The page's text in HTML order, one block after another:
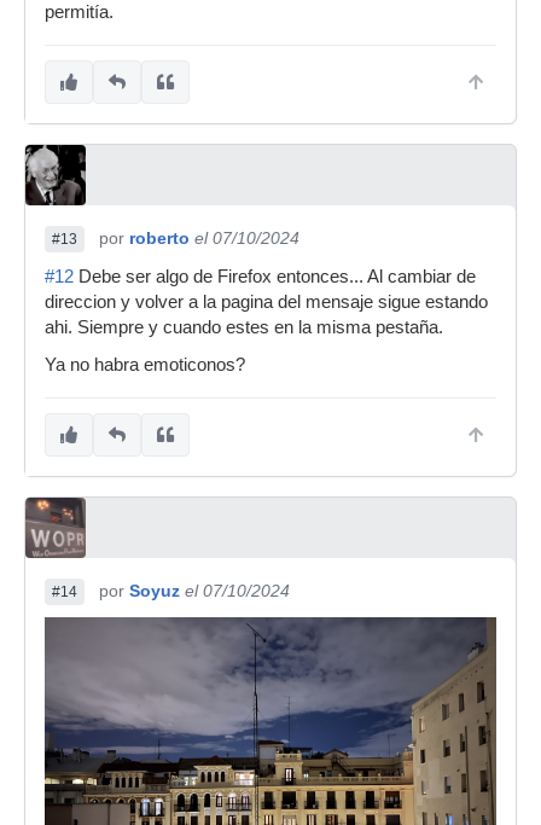
permitía.
#13 por roberto el 07/10/2024
#12 Debe ser algo de Firefox entonces... Al cambiar de
direccion y volver a la pagina del mensaje sigue estando
ahi. Siempre y cuando estes en la misma pestaña.
Ya no habra emoticonos?
#14 por Soyuz el 07/10/2024